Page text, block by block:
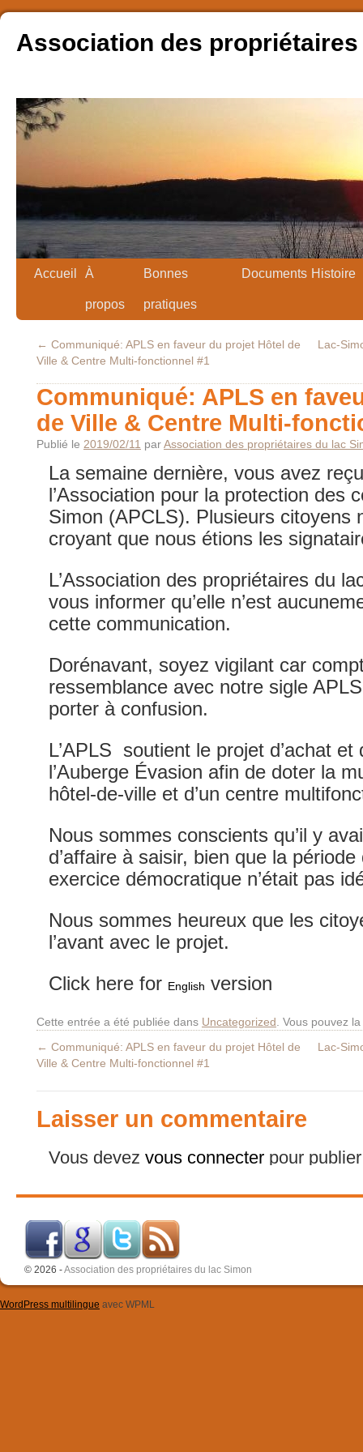
Association des
Accueil À
propos
Bonnes
pratiques
Documents Histoire
← Communiqué: APLS en faveur du projet Hôtel de
Ville & Centre Multi-fonctionnel #1
Lac-
Communiqué: APLS en
de Ville & Centre Multi-
Publié le 2019/02/11 parAssociation des propriétaires du lac
La semaine dernière, vous avez
l’Association pour la protection des
Simon (APCLS). Plusieurs citoyens
croyant que nous étions les
L’Association des propriétaires du
vous informer qu’elle n’est
cette communication.
Dorénavant, soyez vigilant car
ressemblance avec notre sigle
porter à confusion.
L’APLS soutient le projet d’achat
l’Auberge Évasion afin de doter la
hôtel-de-ville et d’un centre
Nous sommes conscients qu’il y
d’affaire à saisir, bien que la
exercice démocratique n’était pas
Nous sommes heureux que les
l’avant avec le projet.
Click here for English version
Cette entrée a été publiée dans Uncategorized . Vous pouvez
← Communiqué: APLS en faveur du projet Hôtel de
Ville & Centre Multi-fonctionnel #1
Lac-
Laisser un commentaire
Vous devez vous connecter pour
© 2026 -Association des propriétaires du lac Simon
WordPress multilingue avec WPML